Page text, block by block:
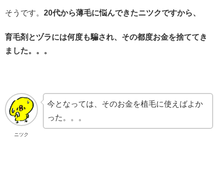
そうです。 20代から薄毛に悩んできたニツクですから、
育毛剤とヅラには何度も騙され、その都度お金を捨ててき
ました。。。
ニツク
今となっては、そのお金を植毛に使えばよか
った。。。